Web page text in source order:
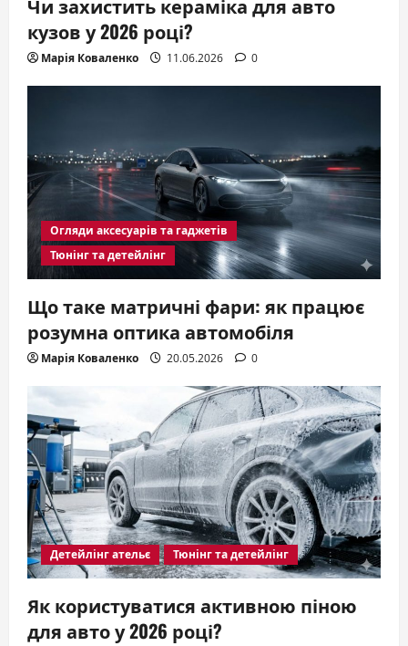
Чи захистить кераміка для авто
кузов у 2026 році?
Марія Коваленко 11.06.2026 0
Огляди аксесуарів та гаджетів
Тюнінг та детейлінг
Що таке матричні фари: як працює
розумна оптика автомобіля
Марія Коваленко 20.05.2026 0
Детейлінг ательє Тюнінг та детейлінг
Як користуватися активною піною
для авто у 2026 році?